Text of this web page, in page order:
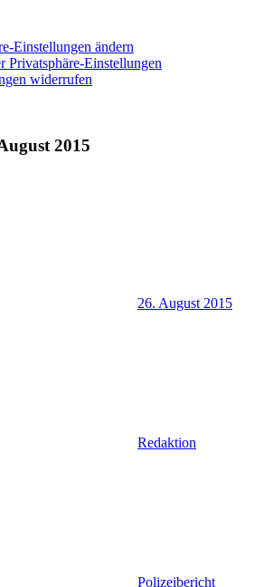
Einstellungen ändern
Privatsphäre-Einstellungen
widerrufen
2015
26. August 2015
Redaktion
Polizeibericht